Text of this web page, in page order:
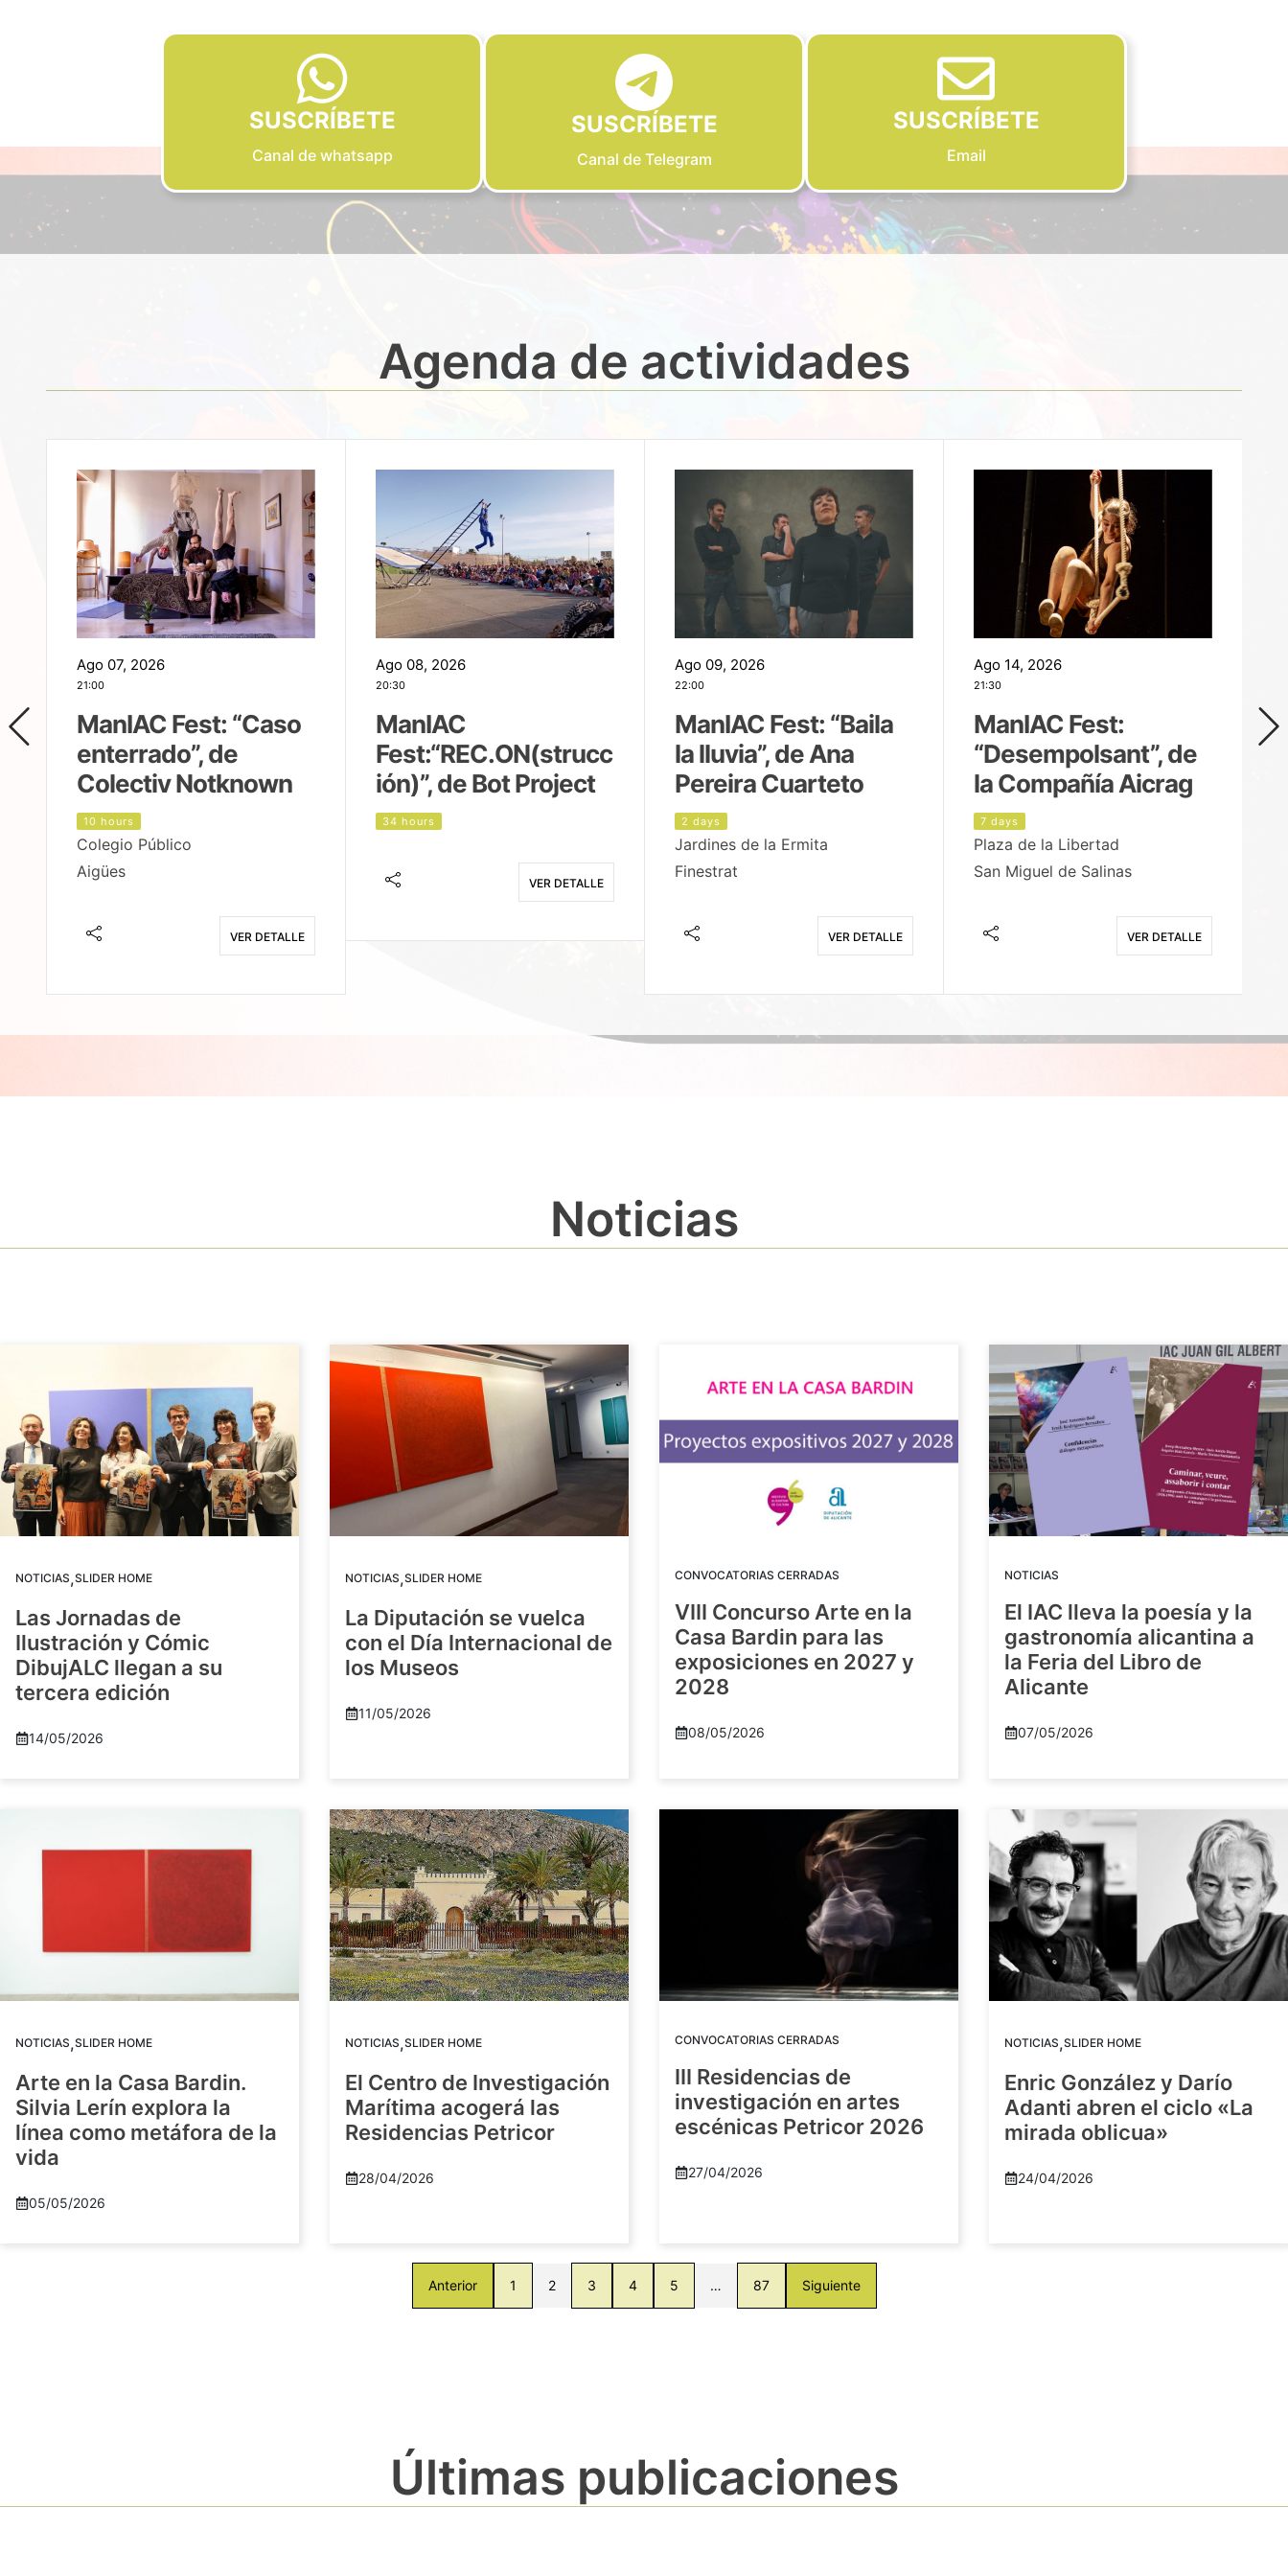
SUSCRÍBETE
Canal de whatsapp
SUSCRÍBETE
Canal de Telegram
SUSCRÍBETE
Email
Agenda de actividades
Ago 07, 2026
21:00
ManIAC Fest: “Caso
enterrado”, de
Colectiv Notknown
10 hours
Colegio Público
Aigües
VER DETALLE
Ago 08, 2026
20:30
ManIAC
Fest:“REC.ON(strucc
ión)”, de Bot Project
34 hours
VER DETALLE
Ago 09, 2026
22:00
ManIAC Fest: “Baila
la lluvia”, de Ana
Pereira Cuarteto
2 days
Jardines de la Ermita
Finestrat
VER DETALLE
Ago 14, 2026
21:30
ManIAC Fest:
“Desempolsant”, de
la Compañía Aicrag
7 days
Plaza de la Libertad
San Miguel de Salinas
VER DETALLE
Noticias
NOTICIAS,SLIDER HOME
Las Jornadas de
Ilustración y Cómic
DibujALC llegan a su
tercera edición
14/05/2026
NOTICIAS,SLIDER HOME
La Diputación se vuelca
con el Día Internacional de
los Museos
11/05/2026
CONVOCATORIAS CERRADAS
VIII Concurso Arte en la
Casa Bardin para las
exposiciones en 2027 y
2028
08/05/2026
NOTICIAS
El IAC lleva la poesía y la
gastronomía alicantina a
la Feria del Libro de
Alicante
07/05/2026
NOTICIAS,SLIDER HOME
Arte en la Casa Bardin.
Silvia Lerín explora la
línea como metáfora de la
vida
05/05/2026
NOTICIAS,SLIDER HOME
El Centro de Investigación
Marítima acogerá las
Residencias Petricor
28/04/2026
CONVOCATORIAS CERRADAS
III Residencias de
investigación en artes
escénicas Petricor 2026
27/04/2026
NOTICIAS,SLIDER HOME
Enric González y Darío
Adanti abren el ciclo «La
mirada oblicua»
24/04/2026
Anterior 1 2 3 4 5 … 87 Siguiente
Últimas publicaciones